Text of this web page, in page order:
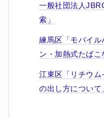
一般社団法人
索」
練馬区「モバイル
ン・加熱式たばこ
江東区「リチウ
の出し方について